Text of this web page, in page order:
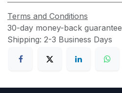
Terms and Conditions
30-day money-back guarantee
Shipping: 2-3 Business Days